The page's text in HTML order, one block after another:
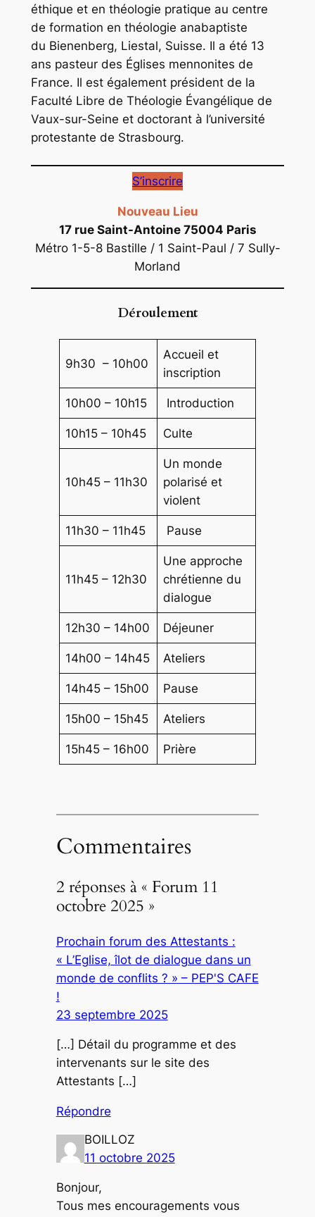
éthique et en théologie pratique au centre
de formation en théologie anabaptiste
du Bienenberg, Liestal, Suisse. Il a été 13
ans pasteur des Églises mennonites de
France. Il est également président de la
Faculté Libre de Théologie Évangélique de
Vaux-sur-Seine et doctorant à l’université
protestante de Strasbourg.
S’inscrire
Nouveau Lieu
17 rue Saint-Antoine 75004 Paris
Métro 1-5-8 Bastille / 1 Saint-Paul / 7 Sully-
Morland
Déroulement
9h30 – 10h00
Accueil et
inscription
10h00 – 10h15 Introduction
10h15 – 10h45 Culte
10h45 – 11h30
Un monde
polarisé et
violent
11h30 – 11h45 Pause
11h45 – 12h30
Une approche
chrétienne du
dialogue
12h30 – 14h00 Déjeuner
14h00 – 14h45 Ateliers
14h45 – 15h00 Pause
15h00 – 15h45 Ateliers
15h45 – 16h00 Prière
Commentaires
2 réponses à « Forum 11
octobre 2025 »
Prochain forum des Attestants :
« L’Eglise, îlot de dialogue dans un
monde de conflits ? » – PEP'S CAFE
!
23 septembre 2025
[…] Détail du programme et des
intervenants sur le site des
Attestants […]
Répondre
BOILLOZ
11 octobre 2025
Bonjour,
Tous mes encouragements vous